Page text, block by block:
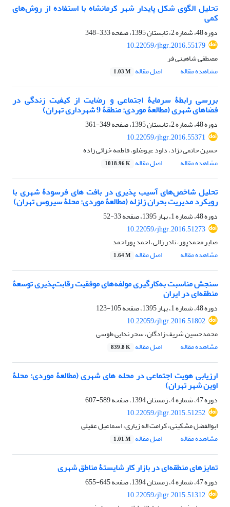
تحلیل الگوی شکل پایدار شهر کرمانشاه با استفاده از روش‌های
کمی
دوره 48، شماره 2، تابستان 1395، صفحه
333-348
10.22059/jhgr.2016.55179
مصطفی شاهینی فر
مشاهده مقاله
اصل مقاله 1.03 M
بررسی رابطۀ سرمایۀ اجتماعی و رضایت از کیفیت زندگی در
فضاهای شهری (مطالعۀ موردی: منطقۀ 9 شهرداری تهران)
دوره 48، شماره 2، تابستان 1395، صفحه
349-361
10.22059/jhgr.2016.55371
حسین حاتمی نژاد، داود عیوضلو، فاطمه خزائی زاده
مشاهده مقاله
اصل مقاله 1018.96 K
تحلیل شاخص‌های آسیب پذیری در بافت های فرسودۀ شهری با
رویکرد مدیریت بحران زلزله (مطالعۀ موردی: محلۀ سیروس تهران)
دوره 48، شماره 1، بهار 1395، صفحه
33-52
10.22059/jhgr.2016.51273
صابر محمدپور، نادر زالی، احمد پوراحمد
مشاهده مقاله
اصل مقاله 1.64 M
سنجش مناسبت به‌کارگیری مولفه‌های موفقیت رقابت‌پذیری توسعۀ
منطقه‌ای در ایران
دوره 48، شماره 1، بهار 1395، صفحه
105-123
10.22059/jhgr.2016.51802
محمدحسین شریف زادگان، سحر ندایی طوسی
مشاهده مقاله
اصل مقاله 839.8 K
ارزیابی هویت اجتماعی در محله های شهری (مطالعۀ موردی: محلۀ
اوین شهر تهران)
دوره 47، شماره 4، زمستان 1394، صفحه
589-607
10.22059/jhgr.2015.51252
ابوالفضل مشکینی، کرامت اله زیاری، اسماعیل عقیلی
مشاهده مقاله
اصل مقاله 1.01 M
تمایزهای منطقه‌ای در بازار کار شایستۀ مناطق شهری
دوره 47، شماره 4، زمستان 1394، صفحه
645-655
10.22059/jhgr.2015.51312